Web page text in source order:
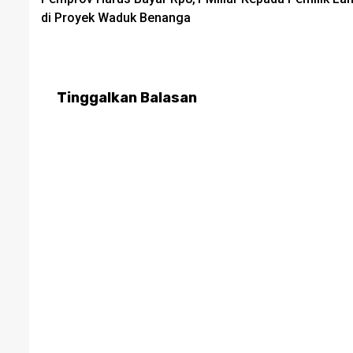
navigation
di Proyek Waduk Benanga
Tinggalkan Balasan